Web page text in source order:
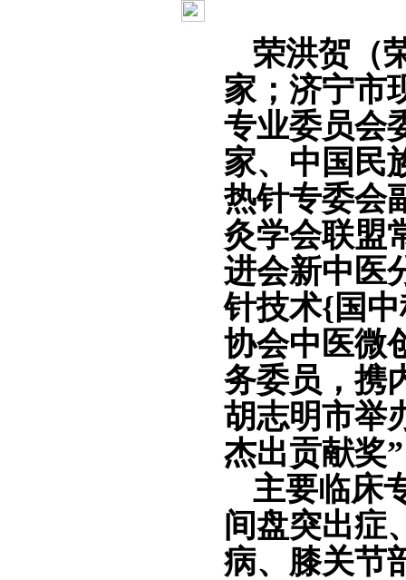
荣洪贺 （
家； 济宁市
专业委员会
家、中国民
热针专委会
灸学会联盟
进会新中医
针技术{国
协会中医微
务委员，携
胡志明市举
杰出贡献奖”
主要临床
间盘突出症
病、膝关节